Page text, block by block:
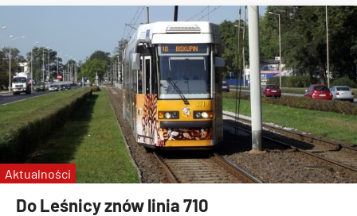
Do Leśnicy znów linia 710
Aktualności